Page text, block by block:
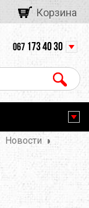
Корзина
067 173 40 30
Новости